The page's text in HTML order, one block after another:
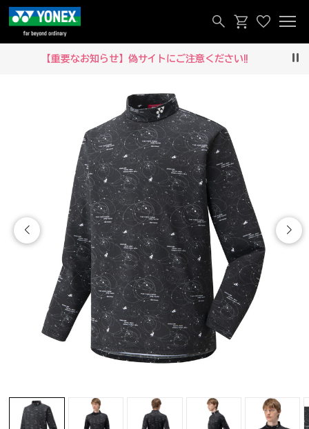
【重要なお知らせ】偽サイトにご注意ください‼